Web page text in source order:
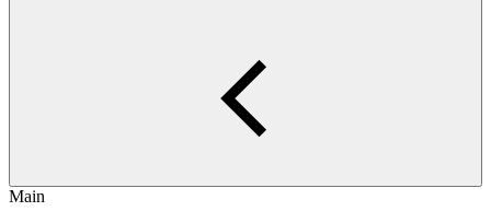
Main